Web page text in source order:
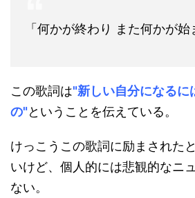
「何かが終わり また何かが始
この歌詞は"新しい自分になるに
の"ということを伝えている。
けっこうこの歌詞に励まされた
いけど、個人的には悲観的なニ
ない。